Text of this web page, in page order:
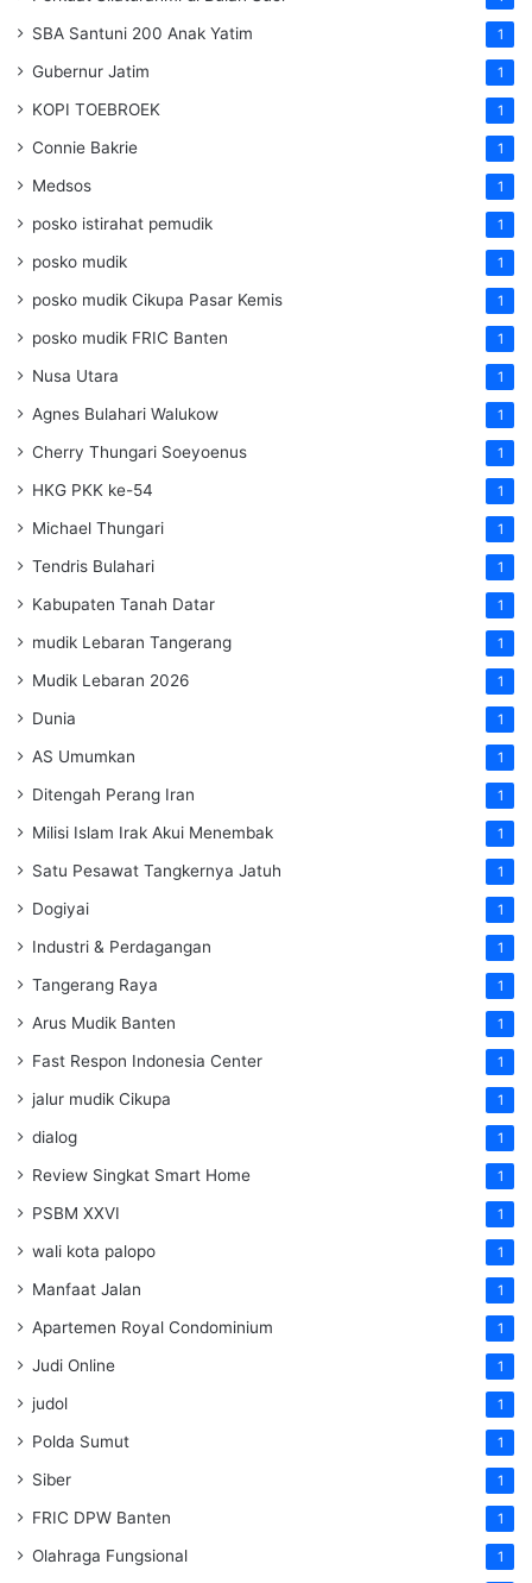
SBA Santuni 200 Anak Yatim 1
Gubernur Jatim 1
KOPI TOEBROEK 1
Connie Bakrie 1
Medsos 1
posko istirahat pemudik 1
posko mudik 1
posko mudik Cikupa Pasar Kemis 1
posko mudik FRIC Banten 1
Nusa Utara 1
Agnes Bulahari Walukow 1
Cherry Thungari Soeyoenus 1
HKG PKK ke-54 1
Michael Thungari 1
Tendris Bulahari 1
Kabupaten Tanah Datar 1
mudik Lebaran Tangerang 1
Mudik Lebaran 2026 1
Dunia 1
AS Umumkan 1
Ditengah Perang Iran 1
Milisi Islam Irak Akui Menembak 1
Satu Pesawat Tangkernya Jatuh 1
Dogiyai 1
Industri & Perdagangan 1
Tangerang Raya 1
Arus Mudik Banten 1
Fast Respon Indonesia Center 1
jalur mudik Cikupa 1
dialog 1
Review Singkat Smart Home 1
PSBM XXVI 1
wali kota palopo 1
Manfaat Jalan 1
Apartemen Royal Condominium 1
Judi Online 1
judol 1
Polda Sumut 1
Siber 1
FRIC DPW Banten 1
Olahraga Fungsional 1